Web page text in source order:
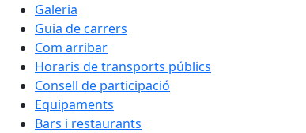
Galeria
Guia de carrers
Com arribar
Horaris de transports públics
Consell de participació
Equipaments
Bars i restaurants